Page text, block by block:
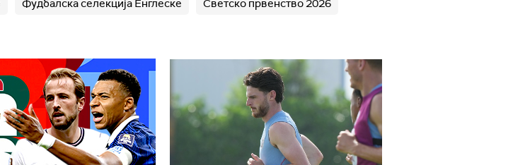
Фудбалска селекција Енглеске Светско првенство 2026